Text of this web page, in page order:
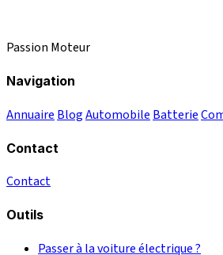
Passion Moteur
Navigation
Annuaire BlogAutomobile Batterie
Contact
Contact
Outils
Passer à la voiture électrique ?